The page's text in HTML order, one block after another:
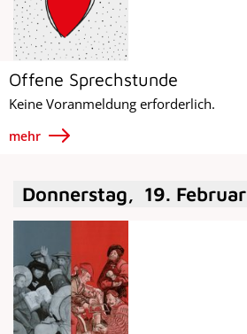
Offene Sprechstunde
Keine Voranmeldung erforderlich.
mehr
Donnerstag, 19. Februar